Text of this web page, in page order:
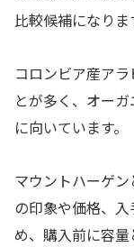
比較候補になりま
コロンビア産ア
とが多く、オー
に向いています。
マウントハーゲ
の印象や価格、
め、購入前に容